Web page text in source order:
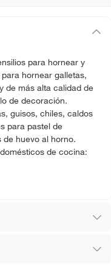
para hornear y
hornear galletas,
de más alta calidad de
de decoración.
guisos, chiles, caldos
para pastel de
huevo al horno.
de cocina: